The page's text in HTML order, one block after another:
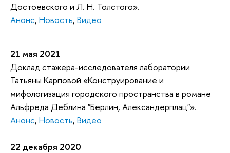
Достоевского и Л. Н. Толстого».
Анонс, Новость, Видео
21 мая 2021
Доклад стажера-исследователя лаборатории
Татьяны Карповой «Конструирование и
мифологизация городского пространства в романе
Альфреда Деблина "Берлин, Александерплац"».
Анонс, Новость, Видео
22 декабря 2020